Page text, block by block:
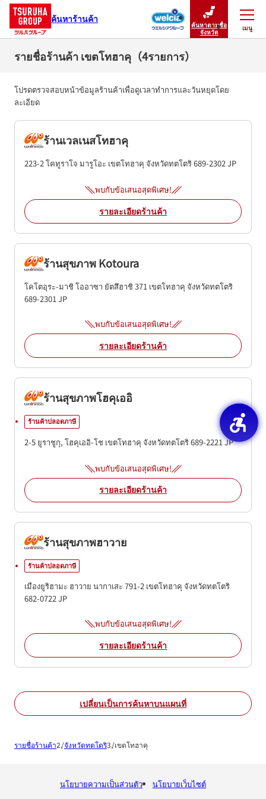
ค้นหาร้านค้า
ค้นหาตามชื่อ
จังหวัด
เมนู
ปิดเมนู
รายชื่อร้านค้า เขตโทฮาคุ（4รายการ）
โปรดตรวจสอบหน้าข้อมูลร้านค้าเพื่อดูเวลาทำการและวันหยุดโดย
ละเอียด
ร้านเวลเนสโทฮาคุ
223-2 โคทูราโจ มารูโอะ เขตโทฮาคุ จังหวัดทตโตริ689-2302JP
พบกับข้อเสนอสุดพิเศษ!
รายละเอียดร้านค้า
ร้านสุขภาพ Kotoura
โคโตอุระ-มาชิ โออาซา ยัตสึฮาชิ 371 เขตโทฮาคุ จังหวัดทตโตริ
689-2301JP
พบกับข้อเสนอสุดพิเศษ!
รายละเอียดร้านค้า
ร้านสุขภาพโฮคุเออิ
ร้านค้าปลอดภาษี
2-5 ยูราชูกุ, โฮคุเออิ-โช เขตโทฮาคุ จังหวัดทตโตริ689-2221JP
พบกับข้อเสนอสุดพิเศษ!
รายละเอียดร้านค้า
ร้านสุขภาพฮาวาย
ร้านค้าปลอดภาษี
เมืองยูริฮามะ ฮาวาย นากาเสะ 791-2 เขตโทฮาคุ จังหวัดทตโตริ
682-0722JP
พบกับข้อเสนอสุดพิเศษ!
รายละเอียดร้านค้า
เปลี่ยนเป็นการค้นหาบนแผนที่
รายชื่อร้านค้า จังหวัดทตโตริ เขตโทฮาคุ
นโยบายความเป็นส่วนตัว นโยบายเว็บไซต์